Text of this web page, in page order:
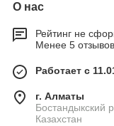
О нас
Рейтинг не
Менее 5
Работает с
г. Алматы
Бостандыкский
Казахстан